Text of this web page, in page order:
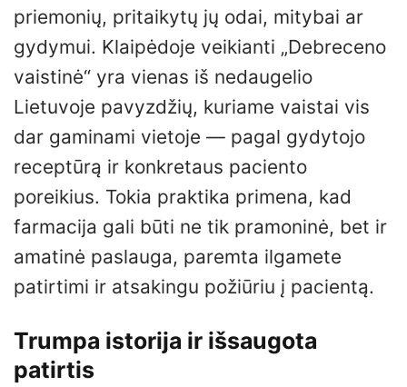
priemonių, pritaikytų jų odai, mitybai ar
gydymui. Klaipėdoje veikianti „Debreceno
vaistinė“ yra vienas iš nedaugelio
Lietuvoje pavyzdžių, kuriame vaistai vis
dar gaminami vietoje — pagal gydytojo
receptūrą ir konkretaus paciento
poreikius. Tokia praktika primena, kad
farmacija gali būti ne tik pramoninė, bet ir
amatinė paslauga, paremta ilgamete
patirtimi ir atsakingu požiūriu į pacientą.
Trumpa istorija ir išsaugota
patirtis